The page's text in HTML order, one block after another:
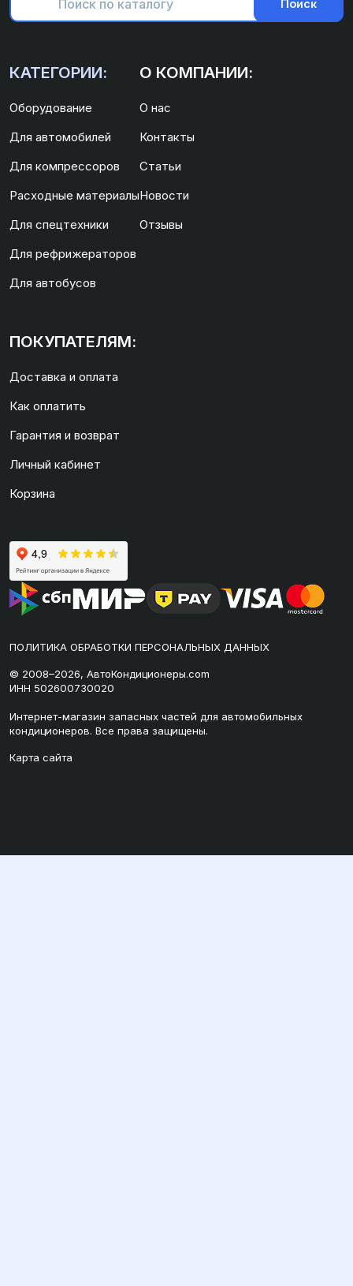
Поиск
КАТЕГОРИИ:
Оборудование
Для автомобилей
Для компрессоров
Расходные материалы
Для спецтехники
Для рефрижераторов
Для автобусов
О КОМПАНИИ:
О нас
Контакты
Статьи
Новости
Отзывы
ПОКУПАТЕЛЯМ:
Доставка и оплата
Как оплатить
Гарантия и возврат
Личный кабинет
Корзина
ПОЛИТИКА ОБРАБОТКИ ПЕРСОНАЛЬНЫХ ДАННЫХ
© 2008–2026, АвтоКондиционеры.com
ИНН 502600730020
Интернет-магазин запасных частей для автомобильных
кондиционеров. Все права защищены.
Карта сайта